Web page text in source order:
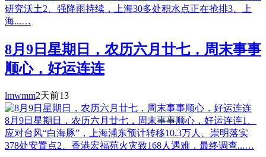
研究沃土2、强降雨持续，上海30多处积水点正在抢排3、上
海...…
8月9日星期日，农历六月廿七，周末事事
顺心，好运连连
lmwmm2天前13
8月9日星期日，农历六月廿七，周末事事顺心，好运连连1、
应对台风“白海豚”，上海浦东预计转移10.3万人、崇明落实
378处安置点2、香港宏福苑火灾致168人遇难，最终调查...…